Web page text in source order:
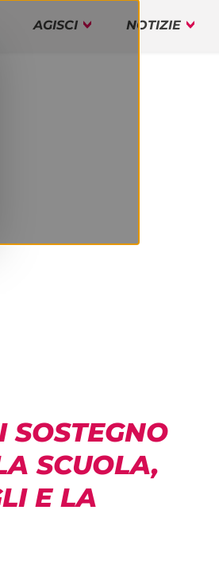
AGISCI NOTIZIE
SOSTEGNO
SCUOLA,
E LA